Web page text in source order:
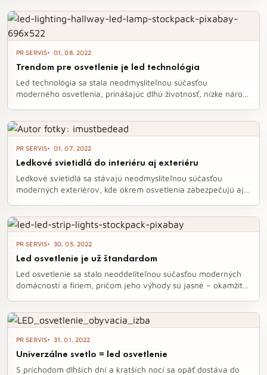
skvalitní osvetlenie vo vašich priestoroch. S širokou ponukou
LED panelov a RGB pásikov si každý môže prispôsobiť
osvetlenie podľa svojich potrieb a preferencií.
PR SERVIS 01. 08. 2022
Trendom pre osvetlenie je led technológia
Led technológia sa stala neodmysliteľnou súčasťou
moderného osvetlenia, prinášajúc dlhú životnosť, nízke nároky
presne podľa svojich predstáv, pričom dosiahnete nielen
estetický efekt, ale aj výrazné úspory na energiách. S
rastúcou popularitou led osvetlenia sa stáva jeho inštalácia
prístupnou pre každého, kto chce vylepšiť atmosféru svojho
domova.
PR SERVIS 01. 07. 2022
Ledkové svietidlá do interiéru aj exteriéru
Ledkové svietidlá sa stávajú neodmysliteľnou súčasťou
moderných exteriérov, kde okrem osvetlenia zabezpečujú aj
prispôsobiť farbu osvetlenia podľa nálady či ročného obdobia.
Investícia do týchto úsporných svetelných zdrojov sa rýchlo
vracia a prispieva k šetreniu energií.
PR SERVIS 30. 05. 2022
Led osvetlenie je už štandardom
Led osvetlenie sa stalo neoddeliteľnou súčasťou moderných
domácností a firiem, pričom jeho výhody sú jasné – okamžité
krokom, ale aj investíciou do bezpečnejšieho a
efektívnejšieho osvetlenia. Prechod na LED technológiu
predstavuje jednoduchý spôsob, ako znížiť náklady a prispieť k
udržateľnejšiemu spôsobu života.
PR SERVIS 31. 01. 2022
Univerzálne svetlo = led osvetlenie
S príchodom dlhších dní a kratších nocí sa opäť dostáva do